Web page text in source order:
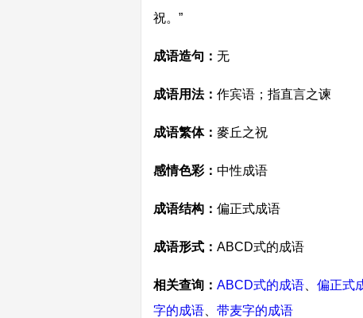
祝。”
成语造句： 无
成语用法： 作宾语；指直言之谏
成语繁体： 麥丘之祝
感情色彩： 中性成语
成语结构： 偏正式成语
成语形式： ABCD式的成语
相关查询： ABCD式的成语 偏正式
字的成语
带麦字的成语